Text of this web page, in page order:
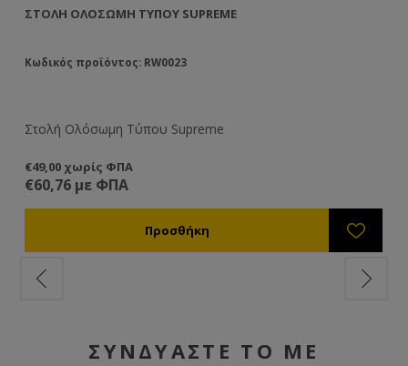
ΣΤΟΛΉ ΟΛΌΣΩΜΗ ΤΎΠΟΥ SUPREME
Κωδικός προϊόντος: RW0023
Στολή Ολόσωμη Τύπου Supreme
€49,00 χωρίς ΦΠΑ
€60,76 με ΦΠΑ
ΣΥΝΔΥΑΣΤΕ ΤΟ ΜΕ